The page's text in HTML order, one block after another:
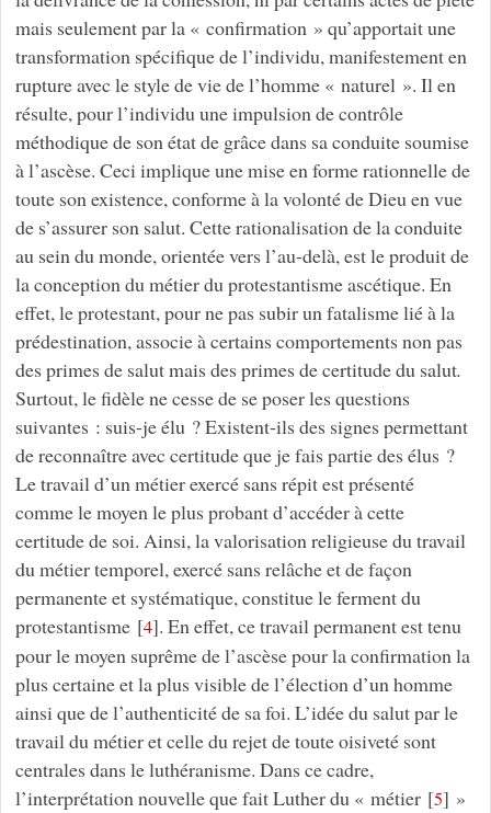
mais seulement par la « confirmation » qu’apportait une
transformation spécifique de l’individu, manifestement en
rupture avec le style de vie de l’homme « naturel ». Il en
résulte, pour l’individu une impulsion de contrôle
méthodique de son état de grâce dans sa conduite soumise
à l’ascèse. Ceci implique une mise en forme rationnelle de
toute son existence, conforme à la volonté de Dieu en vue
de s’assurer son salut. Cette rationalisation de la conduite
au sein du monde, orientée vers l’au-delà, est le produit de
la conception du métier du protestantisme ascétique. En
effet, le protestant, pour ne pas subir un fatalisme lié à la
prédestination, associe à certains comportements non pas
des primes de salut mais des primes de certitude du salut.
Surtout, le fidèle ne cesse de se poser les questions
suivantes : suis-je élu ? Existent-ils des signes permettant
de reconnaître avec certitude que je fais partie des élus ?
Le travail d’un métier exercé sans répit est présenté
comme le moyen le plus probant d’accéder à cette
certitude de soi. Ainsi, la valorisation religieuse du travail
du métier temporel, exercé sans relâche et de façon
permanente et systématique, constitue le ferment du
protestantisme[4]. En effet, ce travail permanent est tenu
pour le moyen suprême de l’ascèse pour la confirmation la
plus certaine et la plus visible de l’élection d’un homme
ainsi que de l’authenticité de sa foi. L’idée du salut par le
travail du métier et celle du rejet de toute oisiveté sont
centrales dans le luthéranisme. Dans ce cadre,
l’interprétation nouvelle que fait Luther du « métier[5] »